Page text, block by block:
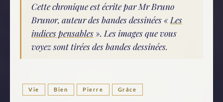
Cette chronique est écrite par Mr Bruno
Brunor, auteur des bandes dessinées « Les
indices pensables ». Les images que vous
voyez sont tirées des bandes dessinées.
Vie Bien Pierre Grâce